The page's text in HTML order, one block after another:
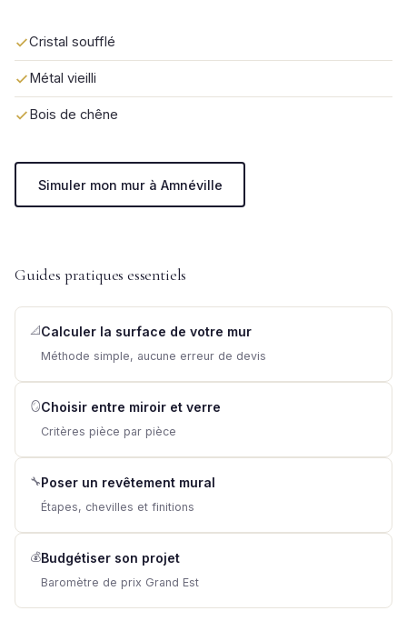
Cristal soufflé
Métal vieilli
Bois de chêne
Simuler mon mur à Amnéville
Guides pratiques essentiels
📐 Calculer la surface de votre mur
Méthode simple, aucune erreur de devis
🪞Choisir entre miroir et verre
Critères pièce par pièce
🔧Poser un revêtement mural
Étapes, chevilles et finitions
💰Budgétiser son projet
Baromètre de prix Grand Est